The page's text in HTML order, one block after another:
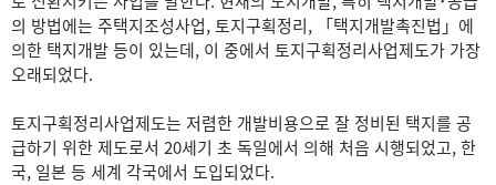
의 방법에는 주택지조성사업, 토지구획정리, 「택지개발촉진법」에
의한 택지개발 등이 있는데, 이 중에서 토지구획정리사업제도가 가장
오래되었다.
토지구획정리사업제도는 저렴한 개발비용으로 잘 정비된 택지를 공
급하기 위한 제도로서 20세기 초 독일에서 의해 처음 시행되었고, 한
국, 일본 등 세계 각국에서 도입되었다.